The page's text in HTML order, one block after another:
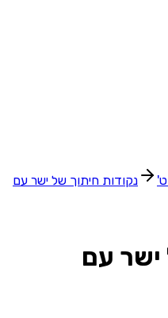
נקודות חיתוך של ישר עם
ישר עם